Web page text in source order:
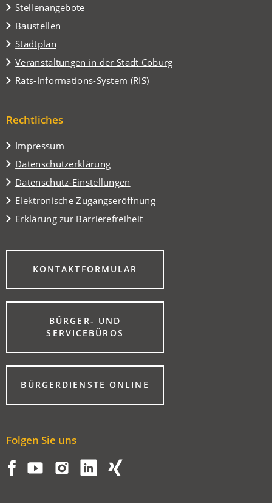
Stellenangebote
Baustellen
Stadtplan
(Öffnet
in
einem
neuen
Veranstaltungen in der Stadt Coburg
(Öffnet
in
einem
Tab)
Rats-Informations-System (RIS)
(Öffnet
neuen
Rechtliches
Impressum
Datenschutzerklärung
Datenschutz-Einstellungen
Elektronische Zugangseröffnung
Erklärung zur Barrierefreiheit
KONTAKTFORMULAR
(ÖFFNET
EINEM
NEUEN
BÜRGER- UND
SERVICEBÜROS
(ÖFFNET
EINEM
NEUEN
TAB)BÜRGERDIENSTE ONLINE
(ÖFFNET
TAB)
Folgen Sie uns